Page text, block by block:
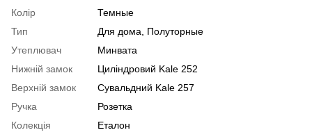
Колір
Темные
Тип
Для дома, Полуторные
Утеплювач
Минвата
Нижній замок
Циліндровий Kale 252
Верхній замок
Сувальдний Kale 257
Ручка
Розетка
Колекція
Еталон